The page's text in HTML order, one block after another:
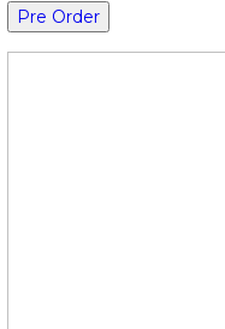
Pre Order